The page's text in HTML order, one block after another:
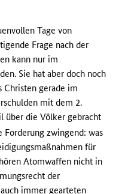
Tage von
Frage nach der
kann nur im
Sie hat aber doch noch
Christen gerade im
mit dem 2.
über die Völker gebracht
zwingend: was
für
Atomwaffen nicht in
der
immer gearteten